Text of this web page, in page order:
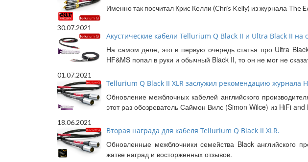
Именно так посчитал Крис Келли (Chris Kelly) из журнала The
30.07.2021
Акустические кабели Tellurium Q Black II и Ultra Black II на
На самом деле, это в первую очередь статья про Ultra
HF&MS попал в руки и обычный Black II, то он не мог не
01.07.2021
Tellurium Q Black II XLR заслужил рекомендацию журнала
Обновление межблочных кабелей английского
этот раз обозреватель Саймон Вилс (Simon Wilce) из HiFi
18.06.2021
Вторая награда для кабеля Tellurium Q Black II XLR.
Обновленные межблочники семейства Black английского
жатве наград и восторженных отзывов.